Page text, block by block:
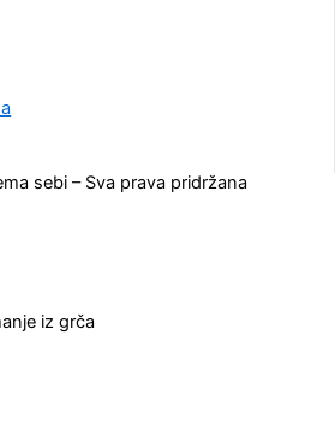
sebi – Sva prava pridržana
iz grča